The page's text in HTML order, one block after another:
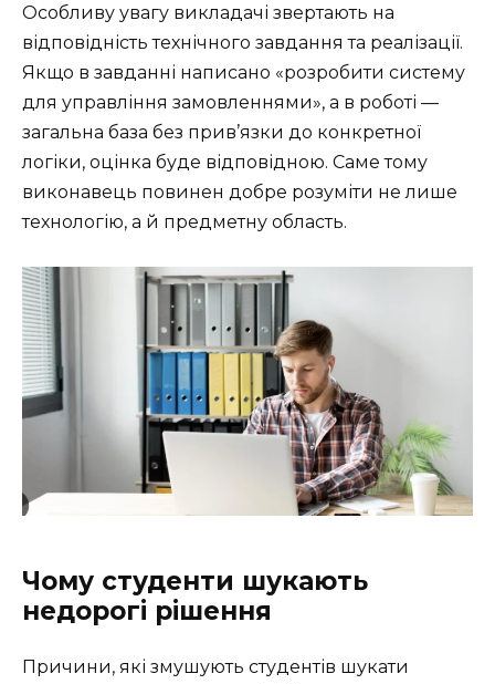
Особливу увагу викладачі звертають на
відповідність технічного завдання та реалізації.
Якщо в завданні написано «розробити систему
для управління замовленнями», а в роботі —
загальна база без прив’язки до конкретної
логіки, оцінка буде відповідною. Саме тому
виконавець повинен добре розуміти не лише
технологію, а й предметну область.
Чому студенти шукають
недорогі рішення
Причини, які змушують студентів шукати